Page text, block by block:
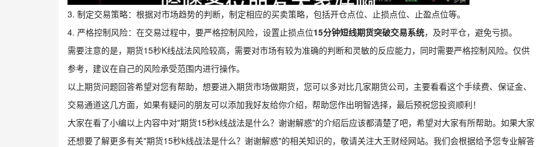
3. 制定交易策略：根据对市场趋势的判断，制定相应的买卖策略，包括开仓点位、止损点位、止盈点位等。
4. 严格控制风险：在交易过程中，要严格控制风险，设置止损点位15分钟短线期货突破交易系统，及时平仓，避免亏损。
需要注意的是，期货15秒K线战法风险较高，需要对市场有较为准确的判断和灵敏的反应能力，同时需要严格控制风险。仅供
参考，建议在自己的风险承受范围内进行操作。
以上期货问题回答希望对您有帮助，想要进入期货市场做期货，您可以多对比几家期货公司，主要看看这个手续费、保证金、
交易通道这几方面，如果有疑问的朋友可以添加我好友给你介绍，帮助您作出明智选择，最后预祝您投资顺利！
大家在看了小编以上内容中对"期货15秒k线战法是什么？谢谢解惑"的介绍后应该都清楚了吧，希望对大家有所帮助。如果大家
还想要了解更多有关"期货15秒k线战法是什么？谢谢解惑"的相关知识的，敬请关注大王财经网站。我们会根据给予您专业解答